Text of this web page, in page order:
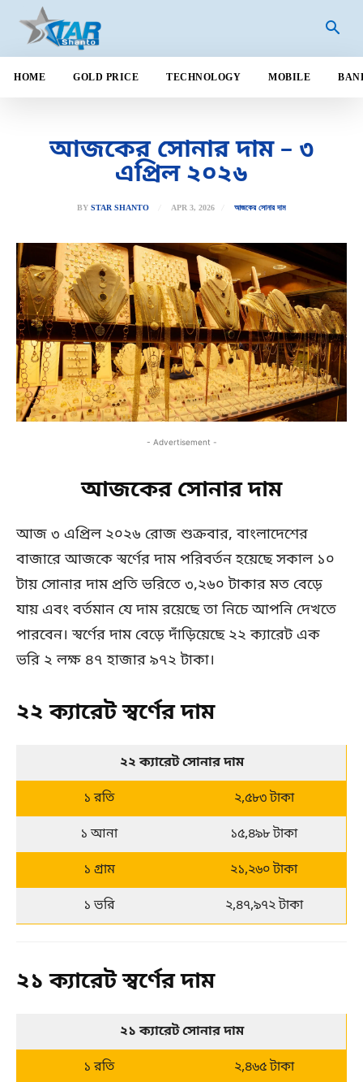
HOME GOLD PRICE TECHNOLOGY MOBILE
আজকের সোনার দাম – ৩
এপ্রিল ২০২৬
BY STAR SHANTO APR 3, 2026 আজকের সোনার দাম
- Advertisement -
আজকের সোনার দাম
আজ ৩ এপ্রিল ২০২৬ রোজ শুক্রবার, বাংলাদেশের
বাজারে আজকে স্বর্ণের দাম পরিবর্তন হয়েছে সকাল ১০
টায় সোনার দাম প্রতি ভরিতে ৩,২৬০ টাকার মত বেড়ে
যায় এবং বর্তমান যে দাম রয়েছে তা নিচে আপনি দেখতে
পারবেন। স্বর্ণের দাম বেড়ে দাঁড়িয়েছে ২২ ক্যারেট এক
ভরি ২ লক্ষ ৪৭ হাজার ৯৭২ টাকা।
২২ ক্যারেট স্বর্ণের দাম
২২ ক্যারেট সোনার দাম
১ রতি
২,৫৮৩ টাকা
১ আনা
১৫,৪৯৮ টাকা
১ গ্রাম
২১,২৬০ টাকা
১ ভরি
২,৪৭,৯৭২ টাকা
২১ ক্যারেট স্বর্ণের দাম
২১ ক্যারেট সোনার দাম
১ রতি
২,৪৬৫ টাকা